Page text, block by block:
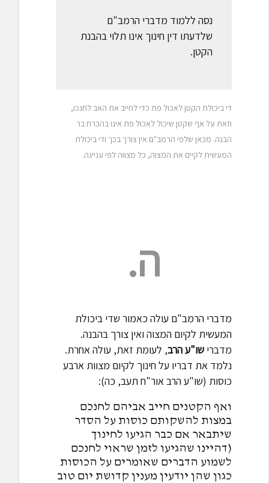
נסה ללמוד מדברי הרמב"ם
שלדעתו דין חינוך אינו תלוי בהבנת
הקטן.
די ביכולת הקטן לאכול פת כדי לחייב את האב לחנכו,
וזאת על אף שקטן שיכול לאכול פת אינו בהכרח בר
הבנה. מכאן שלפי הרמב"ם אין צורך בכך ודי ביכולת
המעשית לקיים את המצוה, כל מצווה לפי עניינה.
ה.
מדברי הרמב"ם עולה כאמור שדי ביכולת
המעשית לקיום המצוה ואין צורך בהבנה.
מדברישו"ע הרב, לעומת זאת, עולה אחרת.
נלמד את דבריו על חינוך לקיום מצוות ארבע
כוסות (שו"ע הרב אור"ח תעב, כה):
ואף הקטנים חייב אביהם לחנכם
במצות להשקותם כוסות על הסדר
שיתבאר אם כבר הגיעו לחינוך
(דהיינו שהגיעו לזמן שראוי לחנכם
לשמוע הדברים שאומרים על הכוסות
כגון שהן יודעין מענין קדושת יום טוב